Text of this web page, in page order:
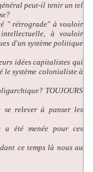
peut-il tenir un tel
" rétrograde" à vouloir
à vouloir
d'un système politique
idées capitalistes qui
le système colonialiste à
TOUJOURS
relever à panser les
a été menée pour ces
ce temps là nous au